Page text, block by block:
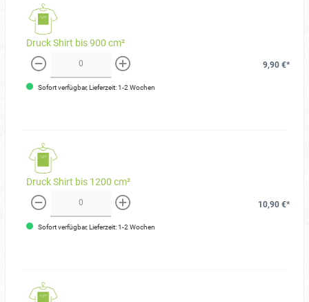
Druck Shirt bis 900 cm²
weniger mehr
9,90 €*
Sofort verfügbar, Lieferzeit: 1-2 Wochen
Druck Shirt bis 1200 cm²
weniger mehr
10,90 €*
Sofort verfügbar, Lieferzeit: 1-2 Wochen